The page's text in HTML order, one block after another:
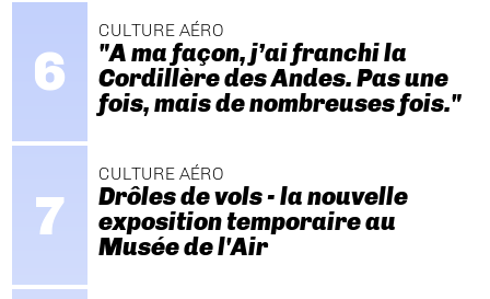
CULTURE AÉRO
"A ma façon, j’ai franchi la
Cordillère des Andes. Pas une
fois, mais de nombreuses fois."
CULTURE AÉRO
Drôles de vols - la nouvelle
exposition temporaire au
Musée de l'Air